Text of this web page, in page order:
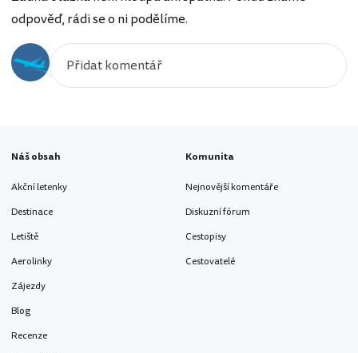
odpověď, rádi se o ni podělíme.
Náš obsah
Akční letenky
Destinace
Letiště
Aerolinky
Zájezdy
Blog
Recenze
Komunita
Nejnovější komentáře
Diskuzní fórum
Cestopisy
Cestovatelé